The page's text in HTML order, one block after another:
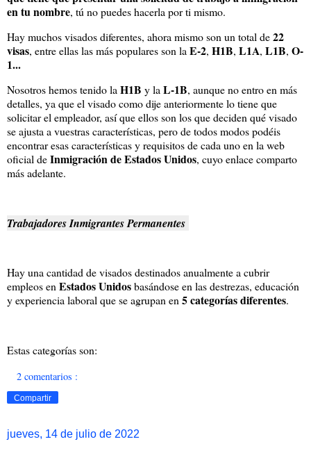
en tu nombre, tú no puedes hacerla por ti mismo.
Hay muchos visados diferentes, ahora mismo son un total de22
visas, entre ellas las más populares son la E-2, H1B, L1A, L1B, O-
1...
Nosotros hemos tenido la H1B y la L-1B, aunque no entro en más
detalles, ya que el visado como dije anteriormente lo tiene que
solicitar el empleador, así que ellos son los que deciden qué visado
se ajusta a vuestras características, pero de todos modos podéis
encontrar esas características y requisitos de cada uno en la web
oficial deInmigración de Estados Unidos, cuyo enlace comparto
más adelante.
Trabajadores Inmigrantes Permanentes
Hay una cantidad de visados destinados anualmente a cubrir
empleos enEstados Unidosbasándose en las destrezas, educación
y experiencia laboral que se agrupan en5 categorías diferentes.
Estas categorías son:
2 comentarios :
Compartir
jueves, 14 de julio de 2022